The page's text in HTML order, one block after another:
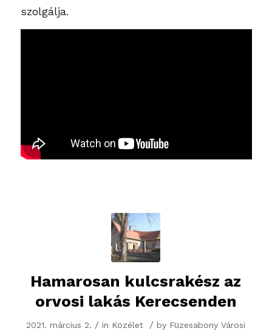
szolgálja.
Hamarosan kulcsrakész az
orvosi lakás Kerecsenden
2021. március 2. / in Közélet / by Füzesabony Városi